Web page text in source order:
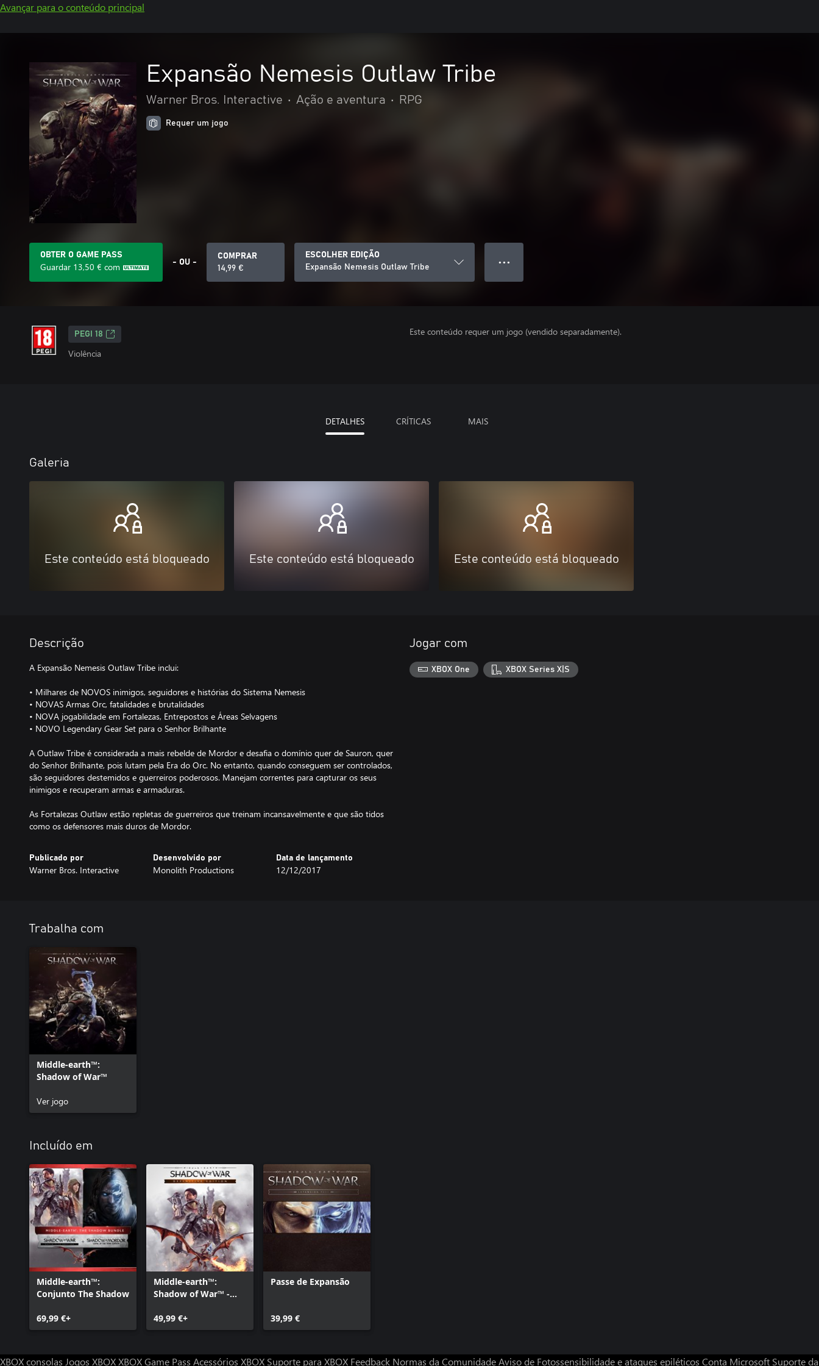
Avançar para o conteúdo principal
Expansão Nemesis Outlaw Tribe
Warner Bros. Interactive • Ação e aventura • RPG
Requer um jogo
OBTER O GAME PASS
Guardar 13,50 € com - OU -
COMPRAR
14,99 €
ESCOLHER EDIÇÃO
Expansão Nemesis Outlaw Tribe
● ● ●
PEGI 18
Violência
Este conteúdo requer um jogo (vendido separadamente).
DETALHES CRÍTICAS MAIS
Galeria
Este conteúdo está bloqueado Este conteúdo está bloqueado Este conteúdo está bloqueado
Descrição
A Expansão Nemesis Outlaw Tribe inclui:
• Milhares de NOVOS inimigos, seguidores e histórias do Sistema Nemesis
• NOVAS Armas Orc, fatalidades e brutalidades
• NOVA jogabilidade em Fortalezas, Entrepostos e Áreas Selvagens
• NOVO Legendary Gear Set para o Senhor Brilhante
A Outlaw Tribe é considerada a mais rebelde de Mordor e desafia o domínio quer de Sauron, quer
do Senhor Brilhante, pois lutam pela Era do Orc. No entanto, quando conseguem ser controlados,
são seguidores destemidos e guerreiros poderosos. Manejam correntes para capturar os seus
inimigos e recuperam armas e armaduras.
As Fortalezas Outlaw estão repletas de guerreiros que treinam incansavelmente e que são tidos
como os defensores mais duros de Mordor.
Publicado por
Warner Bros. Interactive
Desenvolvido por
Monolith Productions
Data de lançamento
12/12/2017
Jogar com
XBOX One XBOX Series X|S
Trabalha com
Middle-earth™:
Shadow of War™
Ver jogo
Incluído em
Middle-earth™:
Conjunto The Shadow
69,99 €+
Middle-earth™:
Shadow of War™ -
49,99 €+
Passe de Expansão
39,99 €
XBOX consolas Jogos XBOXXBOX Game Pass Acessórios XBOX Suporte para XBOX Feedback Normas da ComunidadeAviso de Fotossensibilidade e ataques epiléticos Conta Microsoft Suporte da